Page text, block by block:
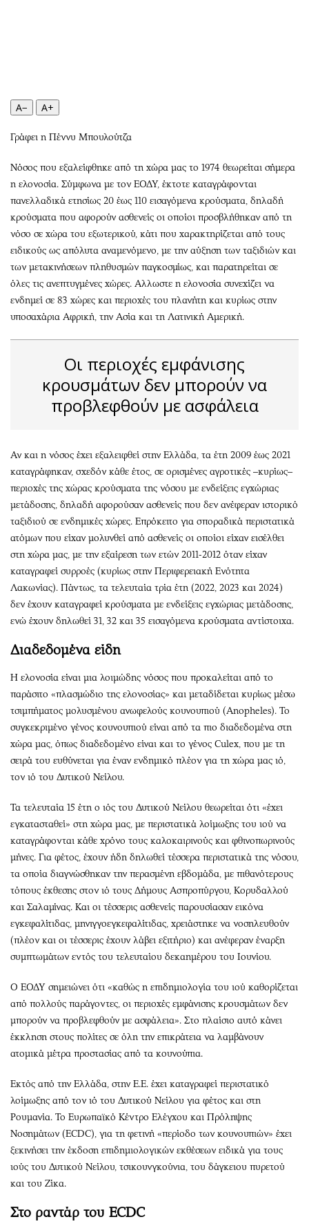
Σινεμά
Μουσική
Εικαστικά
Βιβλίο
Χειρόγραφα
Προσφορές
Προσωπικότητες στην ''Κ''
Επιστολές
A− A+
Γράφει η Πέννυ Μπουλούτζα
Νόσος που εξαλείφθηκε από τη χώρα μας το 1974 θεωρείται σήμερα
η ελονοσία. Σύμφωνα με τον ΕΟΔΥ, έκτοτε καταγράφονται
πανελλαδικά ετησίως 20 έως 110 εισαγόμενα κρούσματα, δηλαδή
κρούσματα που αφορούν ασθενείς οι οποίοι προσβλήθηκαν από τη
νόσο σε χώρα του εξωτερικού, κάτι που χαρακτηρίζεται από τους
ειδικούς ως απόλυτα αναμενόμενο, με την αύξηση των ταξιδιών και
των μετακινήσεων πληθυσμών παγκοσμίως, και παρατηρείται σε
όλες τις ανεπτυγμένες χώρες. Αλλωστε η ελονοσία συνεχίζει να
ενδημεί σε 83 χώρες και περιοχές του πλανήτη και κυρίως στην
υποσαχάρια Αφρική, την Ασία και τη Λατινική Αμερική.
Οι περιοχές εμφάνισης
κρουσμάτων δεν μπορούν να
προβλεφθούν με ασφάλεια
Αν και η νόσος έχει εξαλειφθεί στην Ελλάδα, τα έτη 2009 έως 2021
καταγράφηκαν, σχεδόν κάθε έτος, σε ορισμένες αγροτικές –κυρίως–
περιοχές της χώρας κρούσματα της νόσου με ενδείξεις εγχώριας
μετάδοσης, δηλαδή αφορούσαν ασθενείς που δεν ανέφεραν ιστορικό
ταξιδιού σε ενδημικές χώρες. Επρόκειτο για σποραδικά περιστατικά
ατόμων που είχαν μολυνθεί από ασθενείς οι οποίοι είχαν εισέλθει
στη χώρα μας, με την εξαίρεση των ετών 2011-2012 όταν είχαν
καταγραφεί συρροές (κυρίως στην Περιφερειακή Ενότητα
Λακωνίας). Πάντως, τα τελευταία τρία έτη (2022, 2023 και 2024)
δεν έχουν καταγραφεί κρούσματα με ενδείξεις εγχώριας μετάδοσης,
ενώ έχουν δηλωθεί 31, 32 και 35 εισαγόμενα κρούσματα αντίστοιχα.
Διαδεδομένα είδη
Η ελονοσία είναι μια λοιμώδης νόσος που προκαλείται από το
παράσιτο «πλασμώδιο της ελονοσίας» και μεταδίδεται κυρίως μέσω
τσιμπήματος μολυσμένου ανωφελούς κουνουπιού (Anopheles). Το
συγκεκριμένο γένος κουνουπιού είναι από τα πιο διαδεδομένα στη
χώρα μας, όπως διαδεδομένο είναι και το γένος Culex, που με τη
σειρά του ευθύνεται για έναν ενδημικό πλέον για τη χώρα μας ιό,
τον ιό του Δυτικού Νείλου.
Τα τελευταία 15 έτη ο ιός του Δυτικού Νείλου θεωρείται ότι «έχει
εγκατασταθεί» στη χώρα μας, με περιστατικά λοίμωξης του ιού να
καταγράφονται κάθε χρόνο τους καλοκαιρινούς και φθινοπωρινούς
μήνες. Για φέτος, έχουν ήδη δηλωθεί τέσσερα περιστατικά της νόσου,
τα οποία διαγνώσθηκαν την περασμένη εβδομάδα, με πιθανότερους
τόπους έκθεσης στον ιό τους Δήμους Ασπροπύργου, Κορυδαλλού
και Σαλαμίνας. Και οι τέσσερις ασθενείς παρουσίασαν εικόνα
εγκεφαλίτιδας, μηνιγγοεγκεφαλίτιδας, χρειάστηκε να νοσηλευθούν
(πλέον και οι τέσσερις έχουν λάβει εξιτήριο) και ανέφεραν έναρξη
συμπτωμάτων εντός του τελευταίου δεκαημέρου του Ιουνίου.
O ΕΟΔΥ σημειώνει ότι «καθώς η επιδημιολογία του ιού καθορίζεται
από πολλούς παράγοντες, οι περιοχές εμφάνισης κρουσμάτων δεν
μπορούν να προβλεφθούν με ασφάλεια». Στο πλαίσιο αυτό κάνει
έκκληση στους πολίτες σε όλη την επικράτεια να λαμβάνουν
ατομικά μέτρα προστασίας από τα κουνούπια.
Εκτός από την Ελλάδα, στην Ε.Ε. έχει καταγραφεί περιστατικό
λοίμωξης από τον ιό του Δυτικού Νείλου για φέτος και στη
Ρουμανία. To Ευρωπαϊκό Κέντρο Ελέγχου και Πρόληψης
Νοσημάτων (ECDC), για τη φετινή «περίοδο των κουνουπιών» έχει
ξεκινήσει την έκδοση επιδημιολογικών εκθέσεων ειδικά για τους
ιούς του Δυτικού Νείλου, τσικουνγκούνια, του δάγκειου πυρετού
και του Ζίκα.
Στο ραντάρ του ECDC